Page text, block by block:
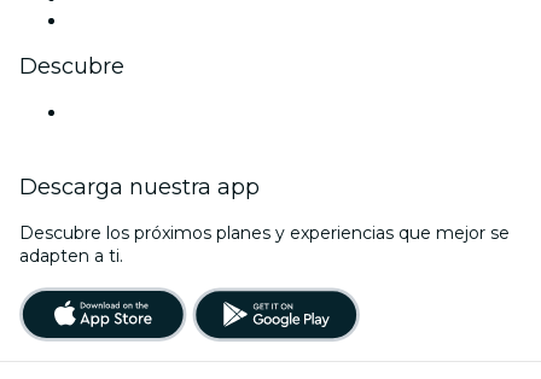
Descubre
Descarga nuestra app
Descubre los próximos planes y experiencias que mejor se
adapten a ti.